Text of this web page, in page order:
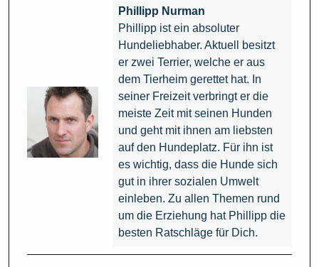
Phillipp Nurman
Phillipp ist ein absoluter
Hundeliebhaber. Aktuell besitzt
er zwei Terrier, welche er aus
dem Tierheim gerettet hat. In
seiner Freizeit verbringt er die
meiste Zeit mit seinen Hunden
und geht mit ihnen am liebsten
auf den Hundeplatz. Für ihn ist
es wichtig, dass die Hunde sich
gut in ihrer sozialen Umwelt
einleben. Zu allen Themen rund
um die Erziehung hat Phillipp die
besten Ratschläge für Dich.